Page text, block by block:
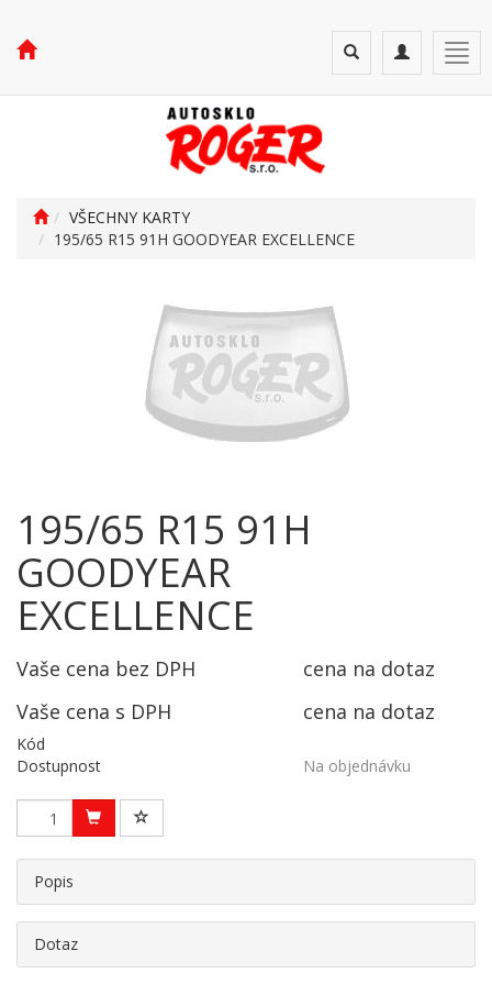
Toggle
navigation
Toggle
search
VŠECHNY KARTY
195/65 R15 91H GOODYEAR EXCELLENCE
195/65 R15 91H
GOODYEAR
EXCELLENCE
Vaše cena bez DPH
cena na dotaz
Vaše cena s DPH
cena na dotaz
Kód
Dostupnost
Na objednávku
Popis
Dotaz